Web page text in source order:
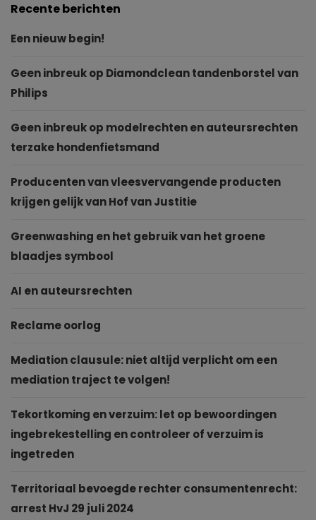
Recente berichten
Een nieuw begin!
Geen inbreuk op Diamondclean tandenborstel van
Philips
Geen inbreuk op modelrechten en auteursrechten
terzake hondenfietsmand
Producenten van vleesvervangende producten
krijgen gelijk van Hof van Justitie
Greenwashing en het gebruik van het groene
blaadjes symbool
AI en auteursrechten
Reclame oorlog
Mediation clausule: niet altijd verplicht om een
mediation traject te volgen!
Tekortkoming en verzuim: let op bewoordingen
ingebrekestelling en controleer of verzuim is
ingetreden
Territoriaal bevoegde rechter consumentenrecht:
arrest HvJ 29 juli 2024